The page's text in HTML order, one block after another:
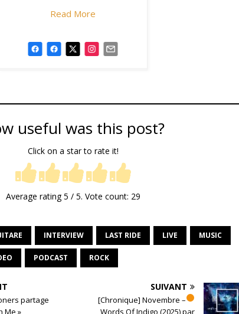
Read More
useful was this post?
Click on a star to rate it!
Average rating5 / 5. Vote count: 29
INTERVIEW LAST RIDE LIVE MUSIC
PODCAST ROCK
partage
Me »
SUIVANT
[Chronique] Novembre –
Words Of Indigo (2025) par